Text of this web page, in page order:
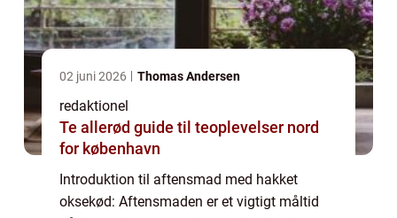
02 juni 2026 Thomas Andersen
redaktionel
Te allerød guide til teoplevelser nord
for københavn
Introduktion til aftensmad med hakket
oksekød: Aftensmaden er et vigtigt måltid